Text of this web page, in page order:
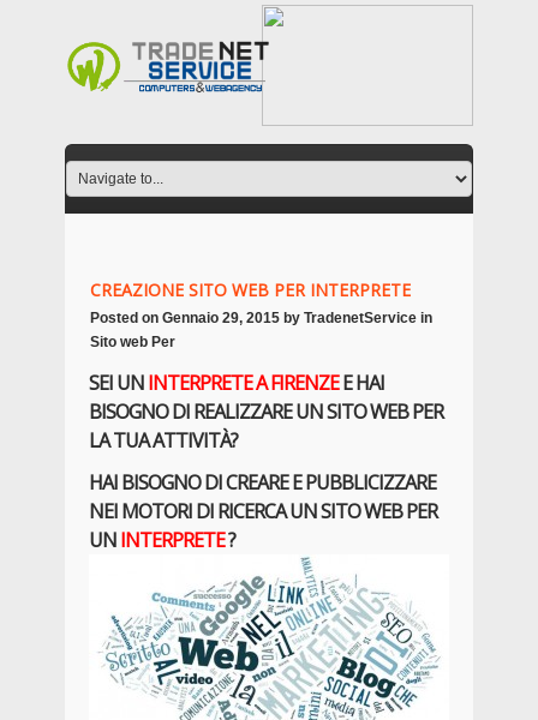
CREAZIONE SITO WEB PER INTERPRETE
Posted on Gennaio 29, 2015 by TradenetService in
Sito web Per
SEI UNINTERPRETEA FIRENZEE HAI
BISOGNO DI REALIZZARE UN SITO WEB PER
LA TUA ATTIVITÀ?
HAI BISOGNO DI CREARE E PUBBLICIZZARE
NEI MOTORI DI RICERCA UN SITO WEB PER
UNINTERPRETE?